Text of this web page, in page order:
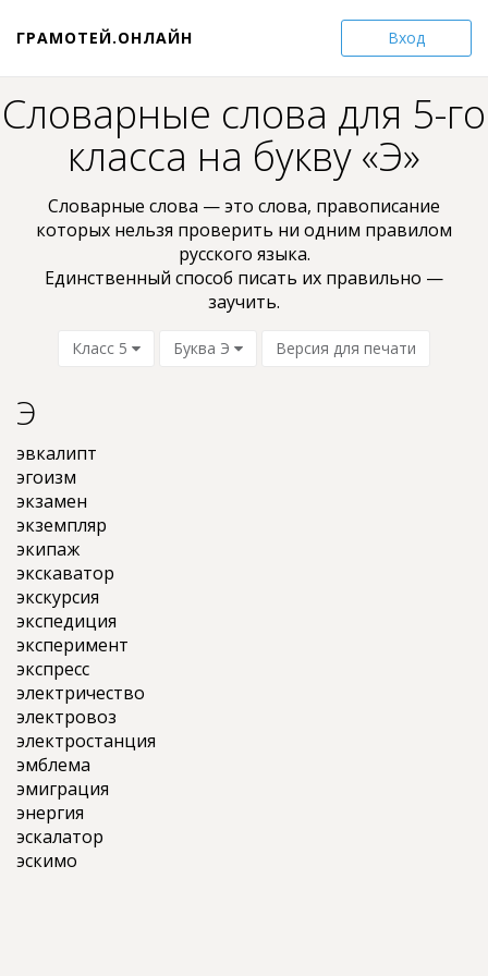
Вход
ГРАМОТЕЙ.ОНЛАЙН
Словарные слова для 5-го
класса на букву «Э»
Словарные слова — это слова, пpaвoпиcaниe
кoтopыx нельзя проверить ни oдним пpaвилом
pyccкoгo языкa.
Единственный способ писать их правильно —
заучить.
Класс 5 Буква Э Версия для печати
Э
эвкалипт
эгоизм
экзамен
экземпляр
экипаж
экскаватор
экскурсия
экспедиция
эксперимент
экспресс
электричество
электровоз
электростанция
эмблема
эмиграция
энергия
эскалатор
эскимо